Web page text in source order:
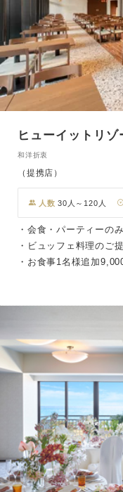
ヒューイットリ
和洋折衷
（提携店）
人数 30人～120人
・会食・パーティーの
・ビュッフェ料理のご
・お食事1名様追加